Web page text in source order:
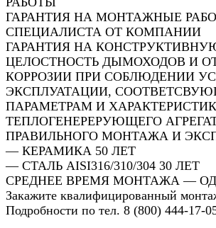
ГАРАНТИЯ НА МОНТАЖНЫЕ
СПЕЦИАЛИСТА ОТ КОМПАНИИ
ГАРАНТИЯ НА
ЦЕЛОСТНОСТЬ ДЫМОХОДОВ И
КОРРОЗИИ ПРИ СОБЛЮДЕНИИ
ЭКСПЛУАТАЦИИ,
ПАРАМЕТРАМ И
ТЕПЛОГЕНЕРЕРУЮЩЕГО
ПРАВИЛЬНОГО МОНТАЖА И
— КЕРАМИКА 50 ЛЕТ
— СТАЛЬ AISI316/310/304 30 ЛЕТ
СРЕДНЕЕ ВРЕМЯ МОНТАЖА —
Закажите квалифицированный
Подробности по тел. 8 (800) 444-17-